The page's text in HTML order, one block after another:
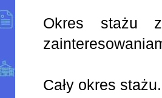
Okres stażu
Cały okres stażu.